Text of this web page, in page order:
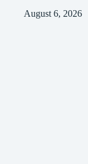
August 6, 2026